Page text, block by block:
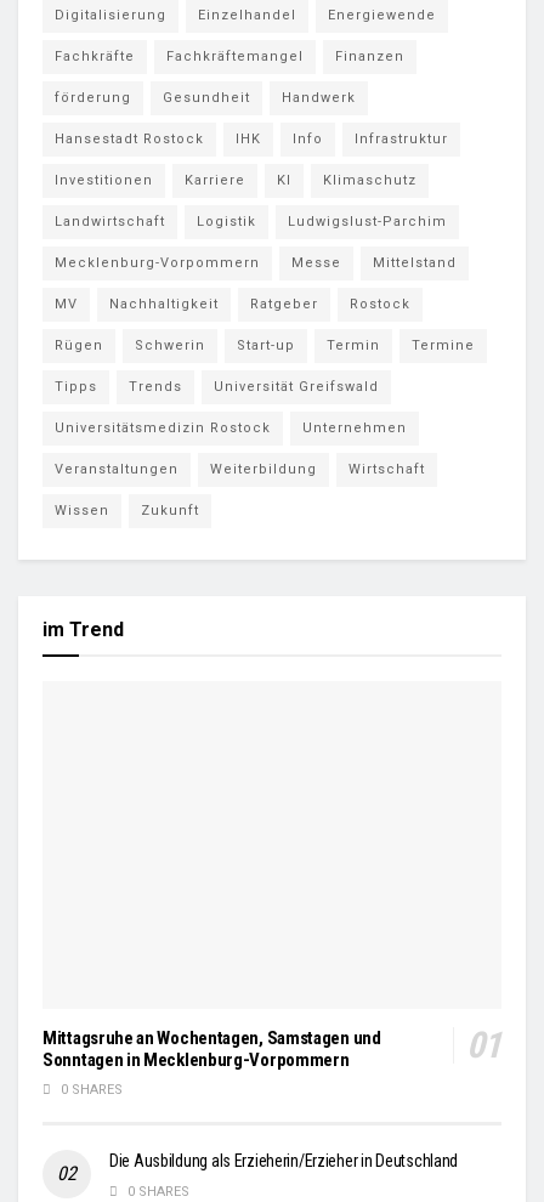
Digitalisierung Einzelhandel Energiewende
Fachkräfte Fachkräftemangel Finanzen
förderung Gesundheit Handwerk
Hansestadt Rostock IHK Info Infrastruktur
Investitionen Karriere KI Klimaschutz
Landwirtschaft Logistik Ludwigslust-Parchim
Mecklenburg-Vorpommern Messe Mittelstand
MV Nachhaltigkeit Ratgeber Rostock
Rügen Schwerin Start-up Termin Termine
Tipps Trends Universität Greifswald
Universitätsmedizin Rostock Unternehmen
Veranstaltungen Weiterbildung Wirtschaft
Wissen Zukunft
im Trend
Mittagsruhe an Wochentagen, Samstagen und
Sonntagen in Mecklenburg-Vorpommern
0 SHARES
Die Ausbildung als Erzieherin/Erzieher in Deutschland
0 SHARES